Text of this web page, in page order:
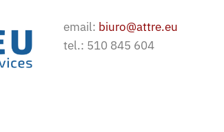
email: biuro@attre.eu
tel.: 510 845 604